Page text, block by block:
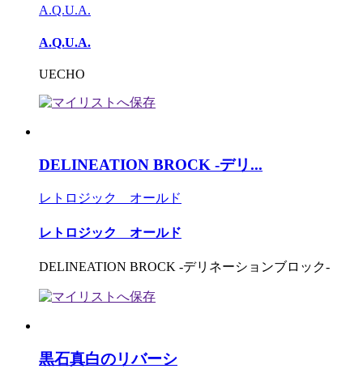
A.Q.U.A.
A.Q.U.A.
UECHO
DELINEATION BROCK -デリ...
レトロジック オールド
レトロジック オールド
DELINEATION BROCK -デリネーションブロック-
黒石真白のリバーシ